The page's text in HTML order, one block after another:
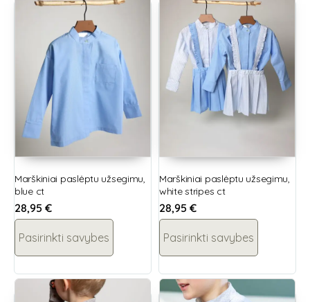
Marškiniai paslėptu užsegimu,
blue ct
28,95 €
Pasirinkti savybes
Marškiniai paslėptu užsegimu,
white stripes ct
28,95 €
Pasirinkti savybes